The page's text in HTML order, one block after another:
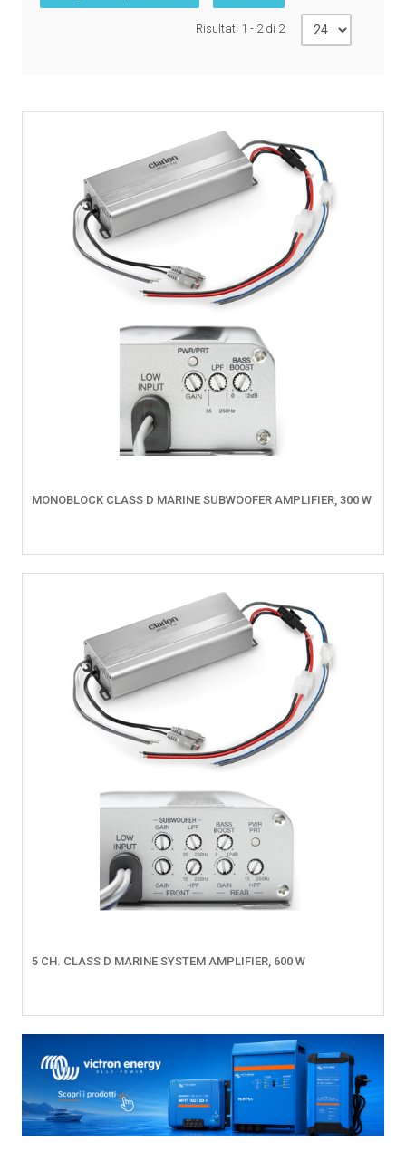
Risultati 1 - 2 di 2
MONOBLOCK CLASS D MARINE SUBWOOFER AMPLIFIER, 300 W
5 CH. CLASS D MARINE SYSTEM AMPLIFIER, 600 W